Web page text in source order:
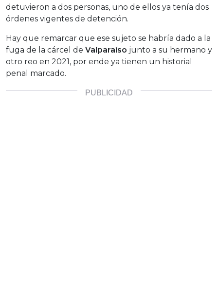
detuvieron a dos personas, uno de ellos ya tenía dos
órdenes vigentes de detención.
Hay que remarcar que ese sujeto se habría dado a la
fuga de la cárcel de Valparaíso junto a su hermano y
otro reo en 2021, por ende ya tienen un historial
penal marcado.